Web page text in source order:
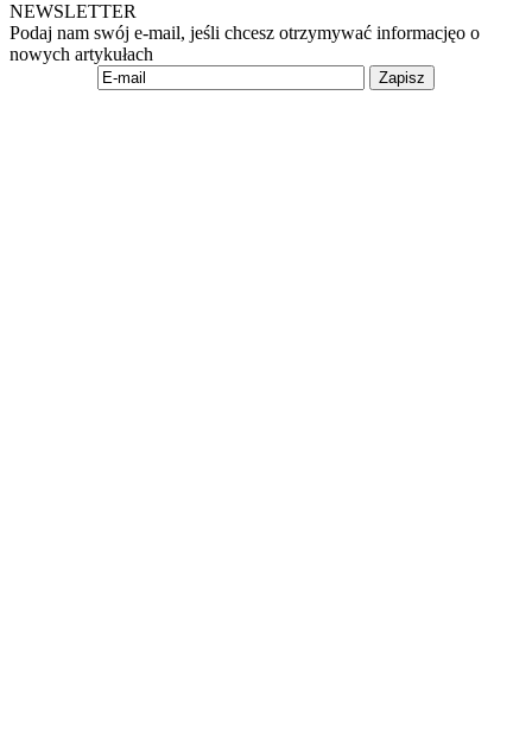
NEWSLETTER
Podaj nam swój e-mail, jeśli chcesz otrzymywać informacjęo o
nowych artykułach
Zapisz